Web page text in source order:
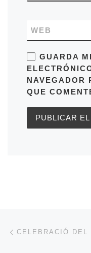
WEB
GUARDA
NAVEGADOR
QUE
Navegación